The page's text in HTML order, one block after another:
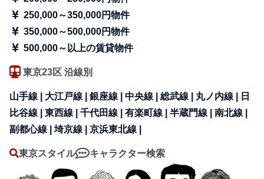
250,000～350,000円物件
350,000～500,000円物件
500,000～以上の賃貸物件
東京23区 沿線別
山手線 | 大江戸線 |銀座線 |中央線 |総武線 | 丸ノ内線 |
日
比谷線 |東西線 |千代田線 |有楽町線 |半蔵門線 |南北線 |
副都心線 |埼京線 |京浜東北線 |
東京スタイル キャラクター検索